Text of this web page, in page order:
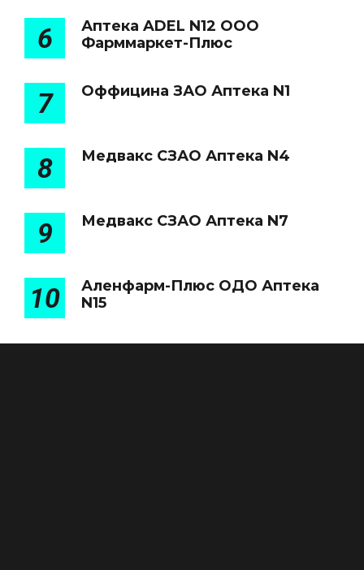
6
Аптека ADEL N12 ООО
Фарммаркет-Плюс
7 Оффицина ЗАО Аптека N1
8 Медвакс СЗАО Аптека N4
9 Медвакс СЗАО Аптека N7
10
Аленфарм-Плюс ОДО Аптека
N15